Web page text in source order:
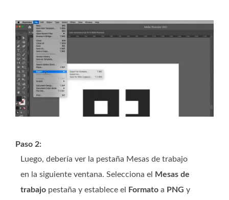
Paso 2:
Luego, debería ver la pestaña Mesas de trabajo
en la siguiente ventana. Selecciona el
Mesas de
trabajo pestaña y establece el Formato a PNG y